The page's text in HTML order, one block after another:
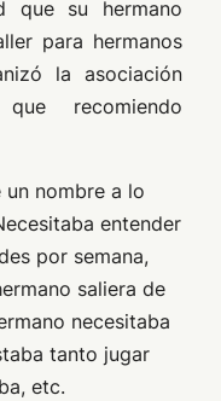
que su hermano
para hermanos
la asociación
recomiendo
un nombre a lo
entender
por semana,
saliera de
necesitaba
tanto jugar
etc.